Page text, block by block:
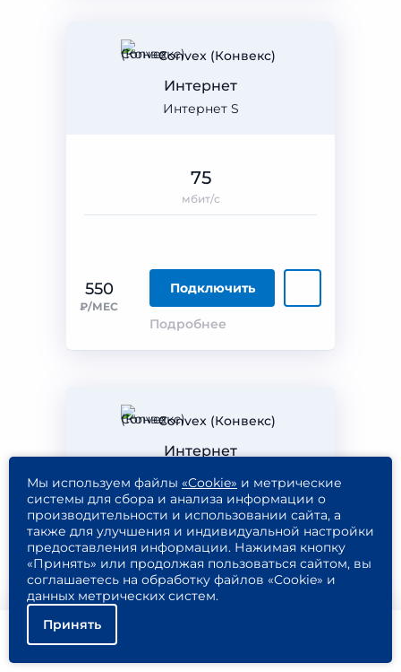
Convex (Конвекс)
Интернет S
Интернет
550
₽/МЕС
Подключить
Подробнее
75
мбит/с
Convex (Конвекс)
Mega M
Интернет
100
мбит/с
Мы используем файлы «Cookie» и метрические
системы для сбора и анализа информации о
производительности и использовании сайта, а
также для улучшения и индивидуальной настройки
предоставления информации. Нажимая кнопку
«Принять» или продолжая пользоваться сайтом, вы
соглашаетесь на обработку файлов «Cookie» и
данных метрических систем.
Принять